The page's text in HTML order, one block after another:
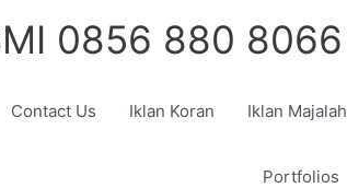
0856 880 8066
Contact Us Iklan Koran Iklan Majalah
Portfolios